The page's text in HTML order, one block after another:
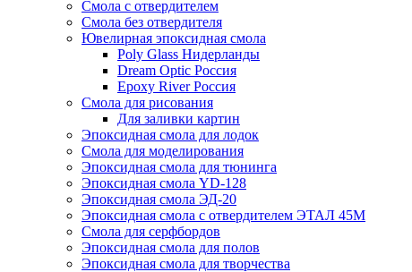
Смола с отвердителем
Смола без отвердителя
Ювелирная эпоксидная смола
Poly Glass Нидерланды
Dream Optic Россия
Epoxy River Россия
Смола для рисования
Для заливки картин
Эпоксидная смола для лодок
Смола для моделирования
Эпоксидная смола для тюнинга
Эпоксидная смола YD-128
Эпоксидная смола ЭД-20
Эпоксидная смола с отвердителем ЭТАЛ 45М
Смола для серфбордов
Эпоксидная смола для полов
Эпоксидная смола для творчества